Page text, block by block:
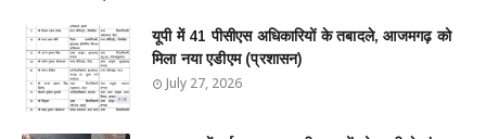
यूपी में 41 पीसीएस अधिकारियों के तबादले, आजमगढ़ को
मिला नया एडीएम (प्रशासन)
July 27, 2026